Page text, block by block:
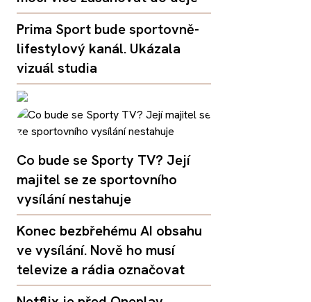
Prima Sport bude sportovně-
lifestylový kanál. Ukázala
vizuál studia
Co bude se Sporty TV? Její
majitel se ze sportovního
vysílání nestahuje
Konec bezbřehému AI obsahu
ve vysílání. Nově ho musí
televize a rádia označovat